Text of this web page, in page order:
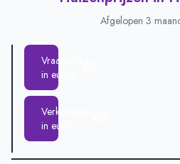
Afgelopen 3
Vraagprijs
in euro's
Verkoopprijs
in euro's